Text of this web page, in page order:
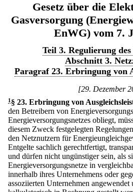
Gesetz über die
Gasversorgung
EnWG) vom 7.
Teil 3. Regulierung
Abschnitt 3.
Paragraf 23. Erbringung von
[29. Dezember
1 § 23. Erbringung von
den Betreibern von
Energieversorgungsnetzes obliegt,
diesem Zweck festgelegten
den Netznutzern für
Entgelte sachlich gerechtfertigt,
und dürfen nicht ungünstiger sein, als
Energieversorgungsnetze in
innerhalb ihres Unternehmens oder
assoziierten Unternehmen angewendet